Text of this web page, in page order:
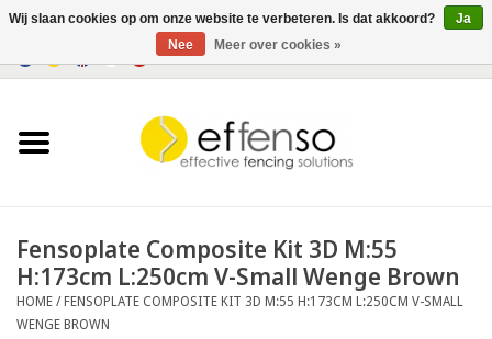
Verlichting
Fensoplate Composite Kit 3D M:55
H:173cm L:250cm V-Small Wenge Brown
HOME /FENSOPLATE COMPOSITE KIT 3D M:55 H:173CM L:250CM V-SMALL
WENGE BROWN
Wij slaan cookies op om onze website te verbeteren. Is dat akkoord?
Ja
Nee
Meer over cookies »